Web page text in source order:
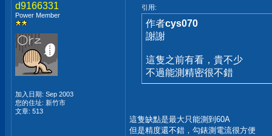
d9166331
Power Member
加入日期: Sep 2003
您的住址: 新竹市
文章: 513
引用:
作者cys070
謝謝
這隻之前有看，貴不少
不過能測精密很不錯
這隻缺點是最大只能測到60A
但是精度還不錯，勾錶測電流很方便